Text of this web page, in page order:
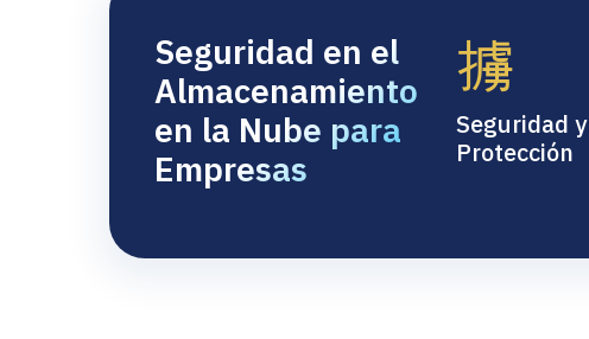
Seguridad en el
Almacenamiento
en la Nube para
Empresas
Seguridad y
Protección